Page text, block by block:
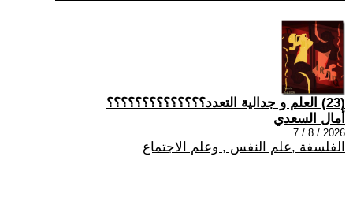
(23) العلم و جدالية التعدد؟؟؟؟؟؟؟؟؟؟؟؟؟؟
أمال السعدي
2026 / 8 / 7
الفلسفة ,علم النفس , وعلم الاجتماع